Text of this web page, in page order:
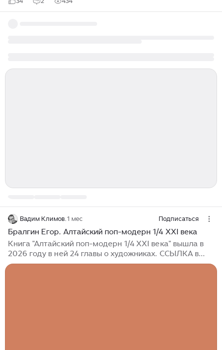
Вадим Климов. 1 мес Подписаться
Бралгин Егор. Алтайский поп-модерн 1/4 XXI века
Книга "Алтайский поп-модерн 1/4 XXI века" вышла в
2026 году в ней 24 главы о художниках. ССЫЛКА в
конце текста. Простите, художник, за мою вольность.